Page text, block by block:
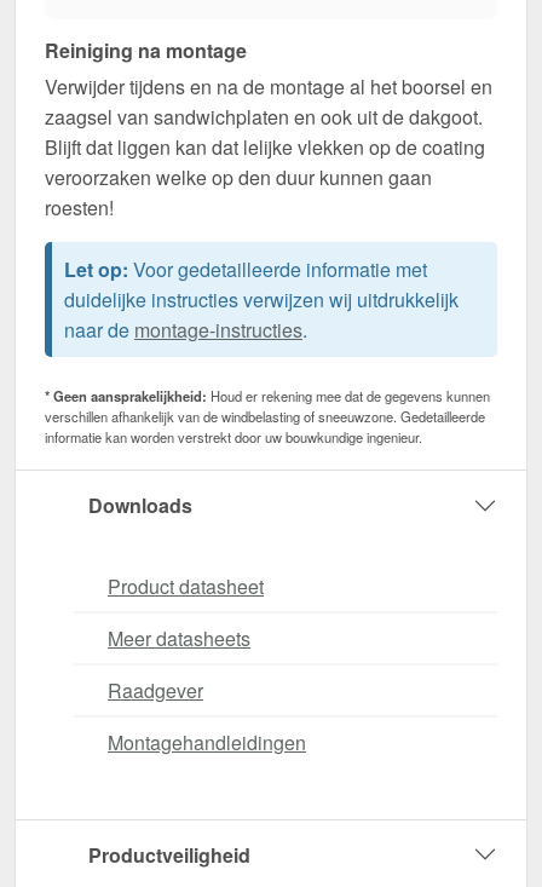
Reiniging na montage
Verwijder tijdens en na de montage al het boorsel en
zaagsel van sandwichplaten en ook uit de dakgoot.
Blijft dat liggen kan dat lelijke vlekken op de coating
veroorzaken welke op den duur kunnen gaan
roesten!
Let op: Voor gedetailleerde informatie met
duidelijke instructies verwijzen wij uitdrukkelijk
naar de montage-instructies.
* Geen aansprakelijkheid: Houd er rekening mee dat de gegevens kunnen
verschillen afhankelijk van de windbelasting of sneeuwzone. Gedetailleerde
informatie kan worden verstrekt door uw bouwkundige ingenieur.
Downloads
Product datasheet
Meer datasheets
Raadgever
Montagehandleidingen
Productveiligheid